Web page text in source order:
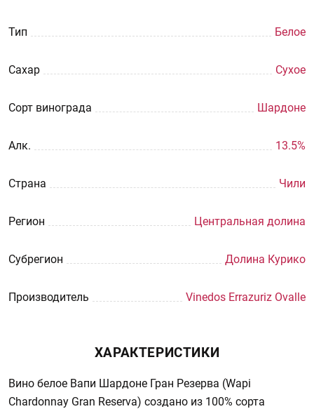
Тип Белое
Сахар Сухое
Сорт винограда Шардоне
Aлк. 13.5%
Страна Чили
Регион Центральная долина
Субрегион Долина Курико
Производитель Vinedos Errazuriz Ovalle
ХАРАКТЕРИСТИКИ
Вино белое Вапи Шардоне Гран Резерва (Wapi
Chardonnay Gran Reserva) создано из 100% сорта